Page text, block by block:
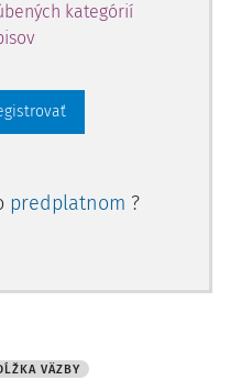
kategórií
predplatnom ?
VÄZBY